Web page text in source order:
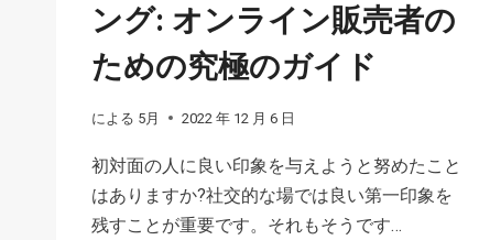
に
あ
る
の
理
由
ング: オンライン販売者の
ための究極のガイド
による 5月 2022 年 12 月 6 日
初対面の人に良い印象を与えようと努めたこと
はありますか?社交的な場では良い第一印象を
残すことが重要です。それもそうです…